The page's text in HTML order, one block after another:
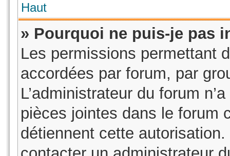
Haut
» Pourquoi ne puis-je pas
Les permissions permettant
accordées par forum, par
L’administrateur du forum
pièces jointes dans le forum
détiennent cette